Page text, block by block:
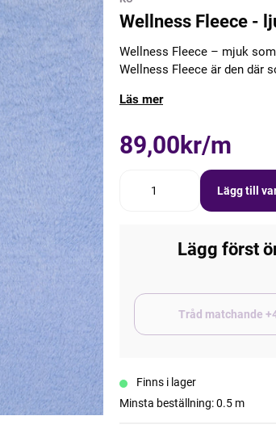
Wellness Fleece -
Wellness Fleece – mjuk
Wellness Fleece är den där
Läs mer
89,00kr/m
Lägg till
Lägg först
Tråd
Finns i lager
Minsta beställning: 0.5 m